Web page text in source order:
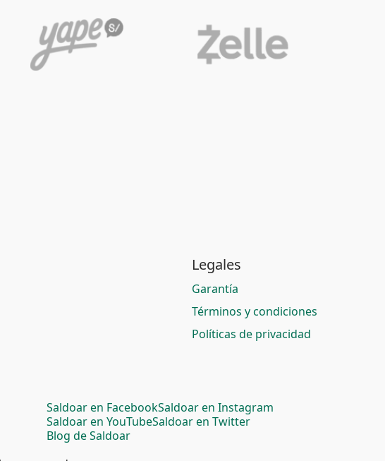
Legales
Garantía
Términos y condiciones
Políticas de privacidad
Saldoar en FacebookSaldoar en Instagram
Saldoar en YouTubeSaldoar en Twitter
Blog de Saldoar